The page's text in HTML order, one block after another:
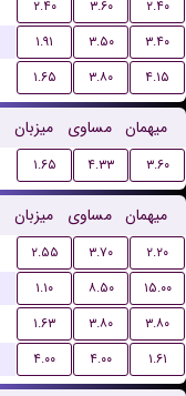
۲.۴۰ ۳.۶۰
۲.۴۰
۱.۹۱ ۳.۵۰
۳.۴۰
۱.۶۵ ۳.۸۰ ۴.۱۵
میزبان مساوی میهمان
۱.۶۵ ۴.۳۳ ۳.۶۰
میزبان مساوی میهمان
۲.۵۵ ۳.۷۰
۲.۲۰
۱.۱۰ ۸.۵۰
۱۵.۰۰
۱.۶۳ ۳.۸۰
۳.۸۰
۴.۰۰ ۴.۰۰ ۱.۶۱